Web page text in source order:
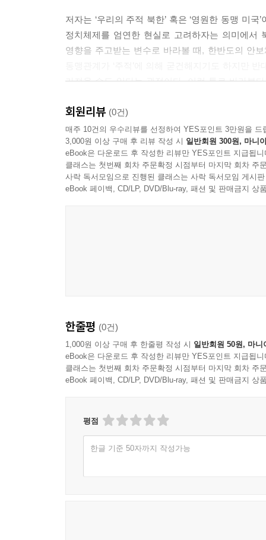
--- p.80
한국 자체가 평화적 전환을 이루지 않는다면 정
다.
--- p.230~231
평화활동은 남북관계를 평화적으로 전환시키기
남·북 정부 사이의 활동만으로는 이뤄질 수 없다.
민사회의 몫이다. 역으로 시민사회 안에서 평화
을 지향해야 한다. 그런데 한미관계, 조미관계 및
--- p.305
저자는 ‘우리의 주적 북한’ 혹은 ‘영원한 동맹 미
정치체제를 엄연한 현실로 고려하자는 의미에서
영향을 주고받는 변수로 바라볼 때, 한반도의 안
가져올 수도 있다는 관점이다. 이런 틀로 바라본
여기에 더해 저자는 동아시아 평화의 위기를 냉
층위의 분단이 긴밀하게 얽혀 오늘날의 안보현
억제나 동맹 강화만으로는 도달할 수 없는 과제임
한반도의 안보위기를 이러한 구조 속에서 읽어내
저자는 이러한 전략 변화가 한반도에서 어떤 방
미사일 개발, 이에 맞선 한국의 군사력 증강과
심화시켜왔다. 한쪽의 억제와 방어가 다른 한쪽
분단의 구조를 직시하고 평화체제로 나아가는
통해 다른 가능성을 사유할 수 있는 출발점을
회원리뷰 (0건)
매주 10건의 우수리뷰를 선정하여 YES포인트 3만원을 드
3,000원 이상 구매 후 리뷰 작성 시 일반회원 300원, 마니
eBook은 다운로드 후 작성한 리뷰만 YES포인트 지급됩니
클래스는 첫번째 회차 주문확정 시점부터 마지막 회차 주
사락 독서모임으로 진행된 클래스는 사락 독서모임 게시
eBook 페이백, CD/LP, DVD/Blu-ray, 패션 및 판매금지 상
한줄평 (0건)
1,000원 이상 구매 후 한줄평 작성 시 일반회원 50원, 마니
eBook은 다운로드 후 작성한 리뷰만 YES포인트 지급됩니
클래스는 첫번째 회차 주문확정 시점부터 마지막 회차 주
eBook 페이백, CD/LP, DVD/Blu-ray, 패션 및 판매금지 상
평점
한글 기준 50자까지 작성가능